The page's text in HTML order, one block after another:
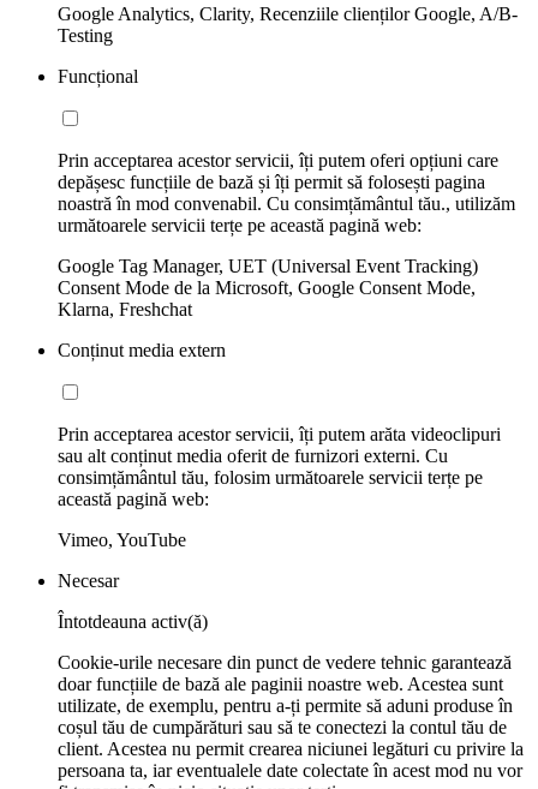
Google Analytics, Clarity, Recenziile clienților Google, A/B-
Testing
Funcțional
Prin acceptarea acestor servicii, îți putem oferi opțiuni care
depășesc funcțiile de bază și îți permit să folosești pagina
noastră în mod convenabil. Cu consimțământul tău., utilizăm
următoarele servicii terțe pe această pagină web:
Google Tag Manager, UET (Universal Event Tracking)
Consent Mode de la Microsoft, Google Consent Mode,
Klarna, Freshchat
Conținut media extern
Prin acceptarea acestor servicii, îți putem arăta videoclipuri
sau alt conținut media oferit de furnizori externi. Cu
consimțământul tău, folosim următoarele servicii terțe pe
această pagină web:
Vimeo, YouTube
Necesar
Întotdeauna activ(ă)
Cookie-urile necesare din punct de vedere tehnic garantează
doar funcțiile de bază ale paginii noastre web. Acestea sunt
utilizate, de exemplu, pentru a-ți permite să aduni produse în
coșul tău de cumpărături sau să te conectezi la contul tău de
client. Acestea nu permit crearea niciunei legături cu privire la
persoana ta, iar eventualele date colectate în acest mod nu vor